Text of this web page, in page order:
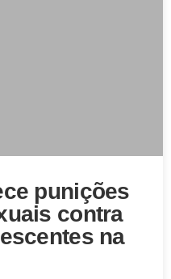
punições
contra
na